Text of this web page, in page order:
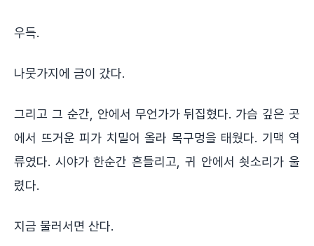
우득.
나뭇가지에 금이 갔다.
그리고 그 순간, 안에서 무언가가 뒤집혔다. 가슴 깊은 곳
에서 뜨거운 피가 치밀어 올라 목구멍을 태웠다. 기맥 역
류였다. 시야가 한순간 흔들리고, 귀 안에서 쇳소리가 울
렸다.
지금 물러서면 산다.